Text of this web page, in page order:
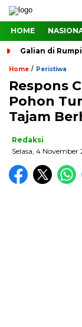
HOME
Galian di
Home / Peristiwa
Respons
Pohon
Tajam
Redaksi
Selasa, 4 November